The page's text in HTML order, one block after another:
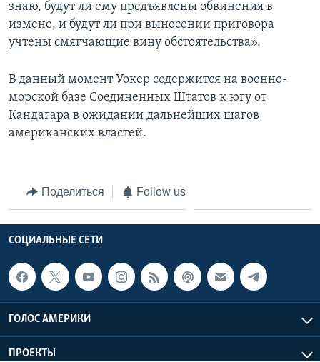
знаю, будут ли ему предъявлены обвинения в
измене, и будут ли при вынесении приговора
учтены смягчающие вину обстоятельства».
В данный момент Уокер содержится на военно-
морской базе Соединенных Штатов к югу от
Кандагара в ожидании дальнейших шагов
американских властей.
Поделиться Follow us
СОЦИАЛЬНЫЕ СЕТИ
ГОЛОС АМЕРИКИ
ПРОЕКТЫ